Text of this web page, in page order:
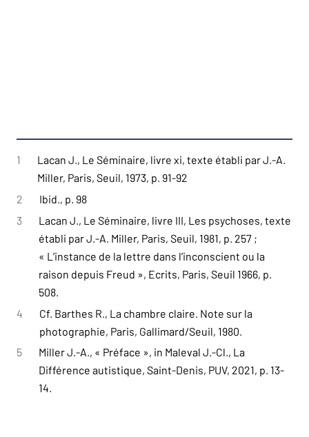
1
Lacan J., Le Séminaire, livre xi, texte établi par J.-A.
Miller, Paris, Seuil, 1973, p. 91-92
2
Ibid., p. 98
3
Lacan J., Le Séminaire, livre III, Les psychoses, texte
établi par J.-A. Miller, Paris, Seuil, 1981, p. 257 ;
« L’instance de la lettre dans l’inconscient ou la
raison depuis Freud », Ecrits, Paris, Seuil 1966, p.
508.
4
Cf. Barthes R., La chambre claire. Note sur la
photographie, Paris, Gallimard/Seuil, 1980.
5
Miller J.-A., « Préface », in Maleval J.-Cl., La
Différence autistique, Saint-Denis, PUV, 2021, p. 13-
14.